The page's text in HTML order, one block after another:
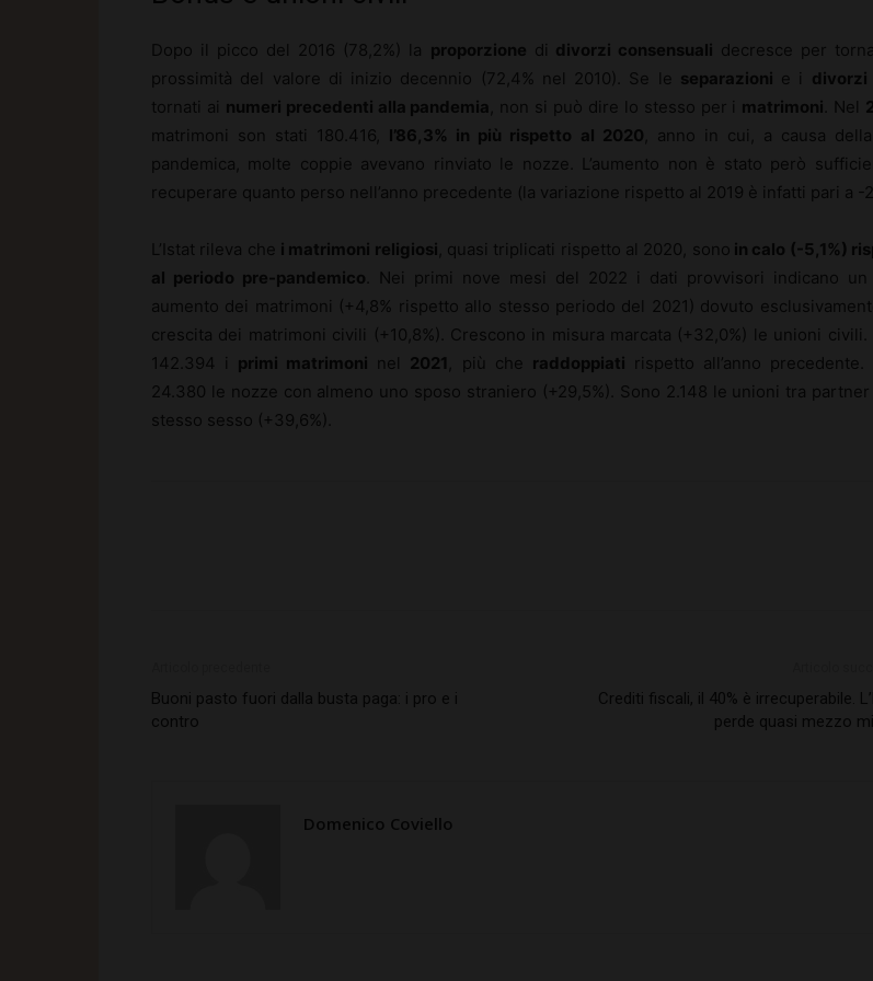
Dopo il picco del 2016 (78,2%) la proporzione di divorzi consensuali decresce per
prossimità del valore di inizio decennio (72,4% nel 2010). Se le separazioni e i divorzi
tornati ai numeri precedenti alla pandemia , non si può dire lo stesso per i matrimoni . Nel
matrimoni son stati 180.416, l’86,3% in più rispetto al 2020 , anno in cui, a causa
pandemica, molte coppie avevano rinviato le nozze. L’aumento non è stato però
recuperare quanto perso nell’anno precedente (la variazione rispetto al 2019 è infatti pari a -
L’Istat rileva che i matrimoni religiosi , quasi triplicati rispetto al 2020, sono in calo (-5,1%)
al periodo pre-pandemico . Nei primi nove mesi del 2022 i dati provvisori indicano un
aumento dei matrimoni (+4,8% rispetto allo stesso periodo del 2021) dovuto
crescita dei matrimoni civili (+10,8%). Crescono in misura marcata (+32,0%) le unioni civili.
142.394 i primi matrimoni nel 2021 , più che raddoppiati rispetto all’anno precedente.
24.380 le nozze con almeno uno sposo straniero (+29,5%). Sono 2.148 le unioni tra
stesso sesso (+39,6%).
Buoni pasto fuori dalla busta paga: i pro e i
contro
Crediti fiscali, il 40% è irrecuperabile.
perde quasi mezzo
Domenico Coviello